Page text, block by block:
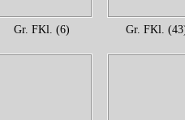
Gr. FKl. (6) Gr. FKl.